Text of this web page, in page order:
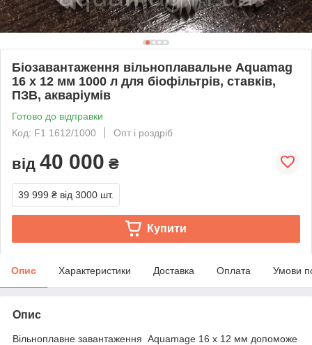
Біозавантаження вільноплавальне Aquamag
16 х 12 мм 1000 л для біофільтрів, ставків,
ПЗВ, акваріумів
Готово до відправки
Код: F1 1612/1000
Опт і роздріб
від 40 000 ₴
39 999 ₴ від 3000 шт.
Купити
Опис Характеристики Доставка Оплата Умови
Опис
Вільноплавне завантаження Aquamage 16 х 12 мм допоможе